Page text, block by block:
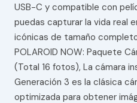
USB-C y compatible con
puedas capturar la vida real
icónicas de tamaño
POLAROID NOW: Paquete
(Total 16 fotos), La cámara
Generación 3 es la clásica
optimizada para obtener